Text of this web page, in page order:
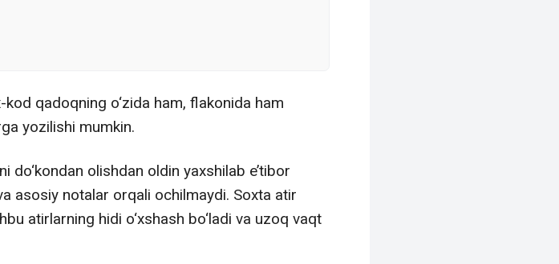
qadoqning o‘zida ham, flakonida ham
yozilishi mumkin.
do‘kondan olishdan oldin yaxshilab e’tibor
asosiy notalar orqali ochilmaydi. Soxta atir
atirlarning hidi o‘xshash bo‘ladi va uzoq vaqt